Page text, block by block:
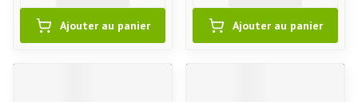
Ajouter au panier Ajouter au panier